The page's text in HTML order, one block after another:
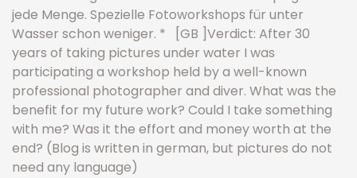
jede Menge. Spezielle Fotoworkshops für unter
Wasser schon weniger. * [GB ]Verdict: After 30
years of taking pictures under water I was
participating a workshop held by a well-known
professional photographer and diver. What was the
benefit for my future work? Could I take something
with me? Was it the effort and money worth at the
end? (Blog is written in german, but pictures do not
need any language)